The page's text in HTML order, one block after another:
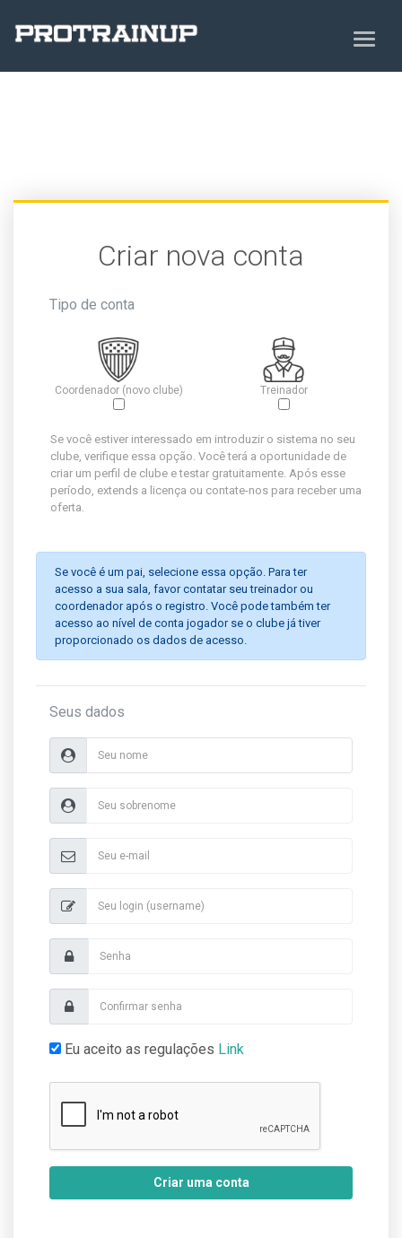
Criar nova conta
Tipo de conta
Coordenador (novo clube) Treinador
Se você estiver interessado em introduzir o sistema no seu
clube, verifique essa opção. Você terá a oportunidade de
criar um perfil de clube e testar gratuitamente. Após esse
período, extends a licença ou contate-nos para receber uma
oferta.
Se você é um pai, selecione essa opção. Para ter
acesso a sua sala, favor contatar seu treinador ou
coordenador após o registro. Você pode também ter
acesso ao nível de conta jogador se o clube já tiver
proporcionado os dados de acesso.
Seus dados
Eu aceito as regulações Link
Criar uma conta